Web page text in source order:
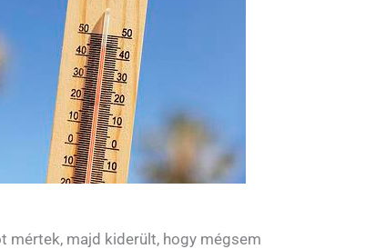
mértek, majd kiderült, hogy mégsem